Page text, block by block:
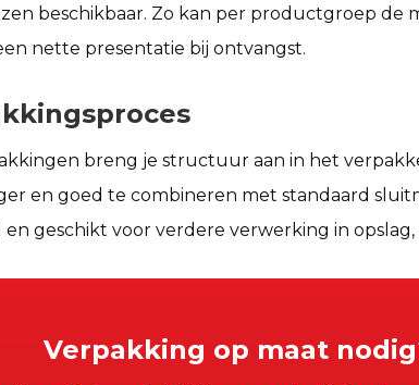
beschikbaar. Zo kan per productgroep de
nette presentatie bij ontvangst.
breng je structuur aan in het
en goed te combineren met standaard
geschikt voor verdere verwerking in
Verpakking op maat